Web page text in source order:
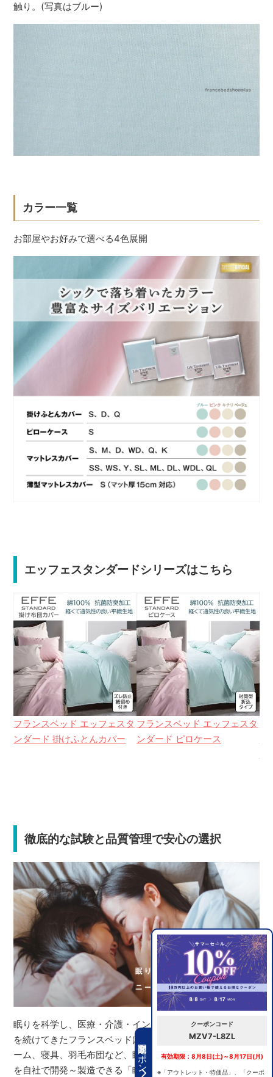
期間限定クーポン
クーポンコード
MZV7-L8ZL
有効期限：8月8日(土)～8月17日(月)
※「アウトレット・特価品」、「クーポ
触り。(写真はブルー)
カラー一覧
お部屋やお好みで選べる4色展開
エッフェスタンダードシリーズはこちら
フランスベッド エッフェスタ
ンダード 掛けふとんカバー
フランスベッド エッフェスタ
ンダード ピロケース
徹底的な試験と品質管理で安心の選択
眠りを科学し、医療・介護・インテリアの分野で研究開発
を続けてきたフランスベッドは、マットレス、ベッドフレ
ーム、寝具、羽毛布団など、睡眠環境をつくる全ての商品
を自社で開発～製造できる「眠りの総合メーカー」とし